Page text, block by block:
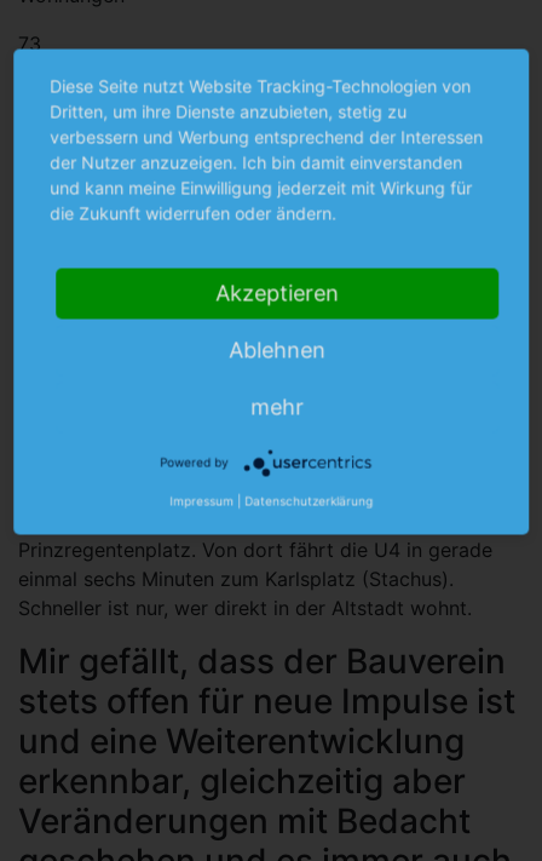
73
Gewerbliche Einheiten
Garagen
In einem Wimpernschlag in der
Innenstadt
die im Vergleich zum Bestand des Bauvereins kleine
Metrobus und City-Ring sind ebenso in wenigen
Minuten erreichbar wie die S-Bahnstation
Prinzregentenplatz. Von dort fährt die U4 in gerade
einmal sechs Minuten zum Karlsplatz (Stachus).
Schneller ist nur, wer direkt in der Altstadt wohnt.
Mir gefällt, dass der Bauverein
stets offen für neue Impulse ist
und eine Weiterentwicklung
erkennbar, gleichzeitig aber
Veränderungen mit Bedacht
Diese Seite nutzt Website Tracking-Technologien von
Dritten, um ihre Dienste anzubieten, stetig zu
verbessern und Werbung entsprechend der Interessen
der Nutzer anzuzeigen. Ich bin damit einverstanden
und kann meine Einwilligung jederzeit mit Wirkung für
die Zukunft widerrufen oder ändern.
Akzeptieren
Ablehnen
mehr
Powered by
Impressum Datenschutzerklärung